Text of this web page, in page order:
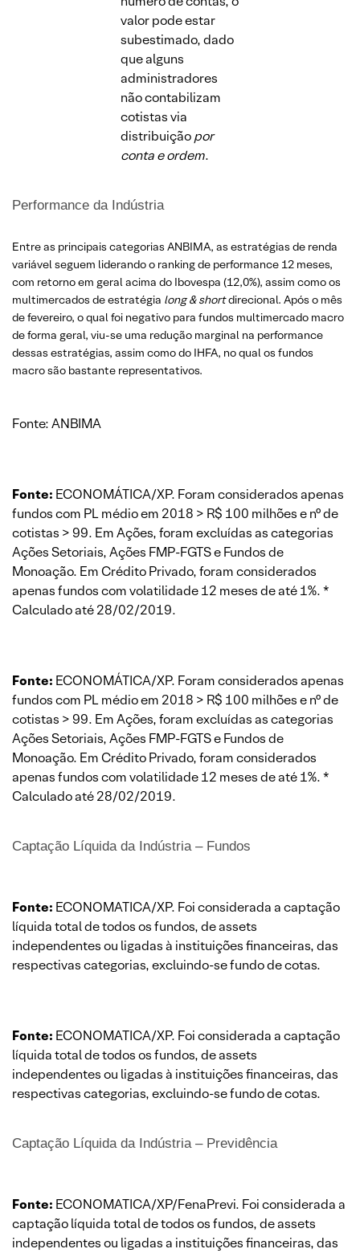
valor pode estar
subestimado, dado
que alguns
administradores
não contabilizam
cotistas via
distribuiçãopor
conta e ordem.
Performance da Indústria
Entre as principais categorias ANBIMA, as estratégias de renda
variável seguem liderando o ranking de performance 12 meses,
com retorno em geral acima do Ibovespa (12,0%), assim como os
multimercados de estratégia long& shortdirecional. Após o mês
de fevereiro, o qual foi negativo para fundos multimercado macro
de forma geral, viu-se uma redução marginal na performance
dessas estratégias, assim como do IHFA, no qual os fundos
macro são bastante representativos.
Fonte: ANBIMA
Fonte: ECONOMÁTICA/XP. Foram considerados apenas
fundos com PL médio em 2018 > R$ 100 milhões e n° de
cotistas > 99. Em Ações, foram excluídas as categorias
Ações Setoriais, Ações FMP-FGTS e Fundos de
Monoação. Em Crédito Privado, foram considerados
apenas fundos com volatilidade 12 meses de até 1%. *
Calculado até 28/02/2019.
Fonte: ECONOMÁTICA/XP. Foram considerados apenas
fundos com PL médio em 2018 > R$ 100 milhões e n° de
cotistas > 99. Em Ações, foram excluídas as categorias
Ações Setoriais, Ações FMP-FGTS e Fundos de
Monoação. Em Crédito Privado, foram considerados
apenas fundos com volatilidade 12 meses de até 1%. *
Calculado até 28/02/2019.
Captação Líquida da Indústria – Fundos
Fonte: ECONOMATICA/XP. Foi considerada a captação
líquida total de todos os fundos, de assets
independentes ou ligadas à instituições financeiras, das
respectivas categorias, excluindo-se fundo de cotas.
Fonte: ECONOMATICA/XP. Foi considerada a captação
líquida total de todos os fundos, de assets
independentes ou ligadas à instituições financeiras, das
respectivas categorias, excluindo-se fundo de cotas.
Captação Líquida da Indústria – Previdência
Fonte: ECONOMATICA/XP/FenaPrevi. Foi considerada a
captação líquida total de todos os fundos, de assets
independentes ou ligadas a instituições financeiras, das